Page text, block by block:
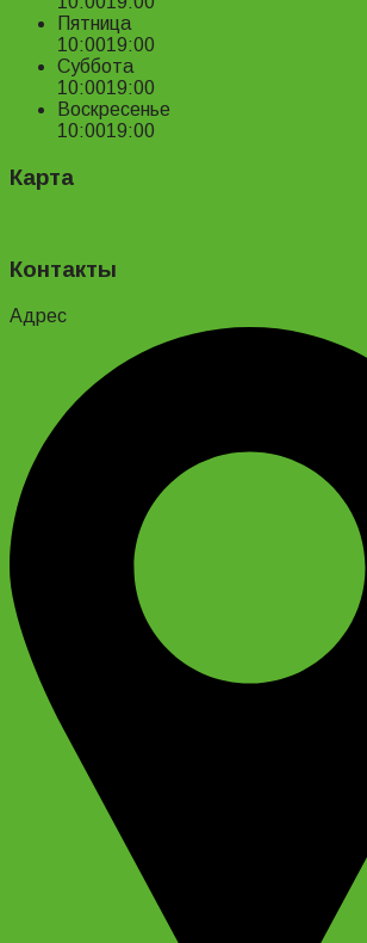
Пятница
10:0019:00
Суббота
10:0019:00
Воскресенье
10:0019:00
Карта
Контакты
Адрес